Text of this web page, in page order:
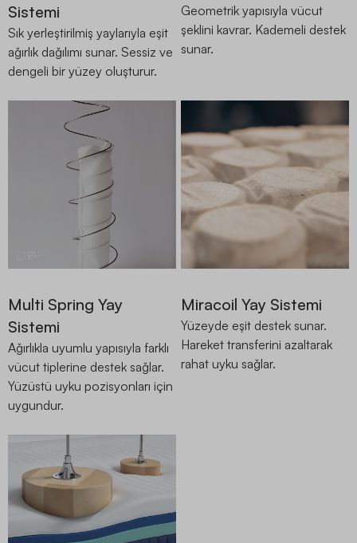
Sistemi
Sık yerleştirilmiş yaylarıyla eşit
ağırlık dağılımı sunar. Sessiz ve
dengeli bir yüzey oluşturur.
Geometrik yapısıyla vücut
şeklini kavrar. Kademeli destek
sunar.
Multi Spring Yay
Sistemi
Ağırlıkla uyumlu yapısıyla farklı
vücut tiplerine destek sağlar.
Yüzüstü uyku pozisyonları için
uygundur.
Miracoil Yay Sistemi
Yüzeyde eşit destek sunar.
Hareket transferini azaltarak
rahat uyku sağlar.